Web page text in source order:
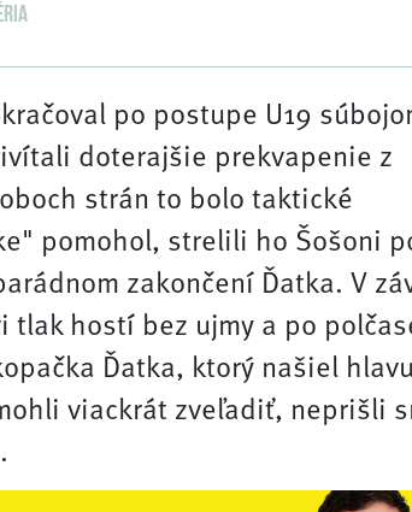
po postupe U19
doterajšie prekvapenie z
strán to bolo taktické
pomohol, strelili ho Šošoni
zakončení Ďatka. V
tlak hostí bez ujmy a po
Ďatka, ktorý našiel hlavu
viackrát zveľadiť, neprišli